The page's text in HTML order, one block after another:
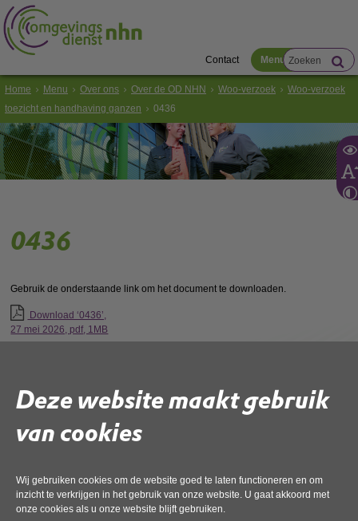
Deze website maakt gebruik
van cookies
Wij gebruiken cookies om de website goed te laten functioneren en om
inzicht te verkrijgen in het gebruik van onze website. U gaat akkoord met
onze cookies als u onze website blijft gebruiken.
Contact Menu
Home Menu Over ons Over de OD NHN Woo-verzoek
Woo-verzoek
toezicht en handhaving ganzen
0436
0436
Gebruik de onderstaande link om het document te downloaden.
Download ‘0436’,
27 mei 2026, pdf, 1MB